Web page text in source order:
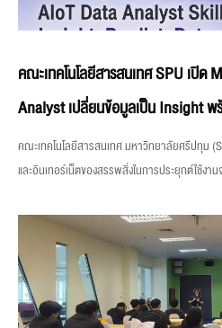
คณะเทคโนโลยีสารสนเทศ SPU เปิ
Analyst เปลี่ยนข้อมูลเป็น Insight พ
คณะเทคโนโลยีสารสนเทศ มหาวิทยาลัยศรีปทุม
และอินเทอร์เน็ตของสรรพสิ่งในการประยุกต์ใช้งาน